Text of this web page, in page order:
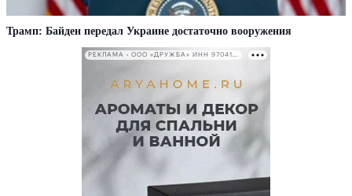
Трамп: Байден передал Украине достаточно вооружения
РЕКЛАМА • ООО «ДРУЖБА» ИНН 9704146411